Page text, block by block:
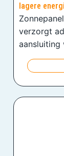
lagere
verzorgt
aansluiting